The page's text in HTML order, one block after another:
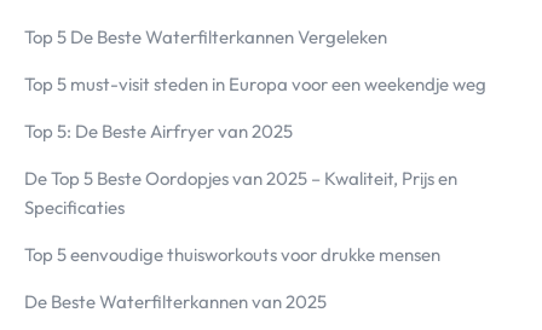
Top 5 De Beste Waterfilterkannen Vergeleken
Top 5 must-visit steden in Europa voor een weekendje weg
Top 5: De Beste Airfryer van 2025
De Top 5 Beste Oordopjes van 2025 – Kwaliteit, Prijs en
Specificaties
Top 5 eenvoudige thuisworkouts voor drukke mensen
De Beste Waterfilterkannen van 2025